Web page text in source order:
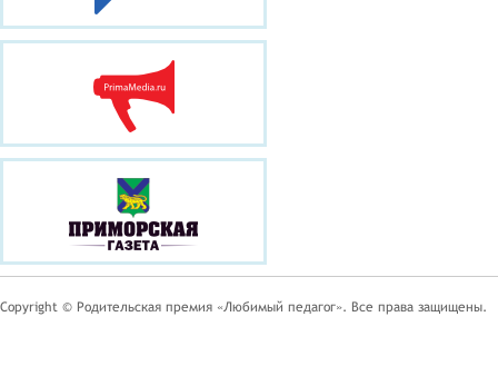
Copyright © Родительская премия «Любимый педагог». Все права защищены.